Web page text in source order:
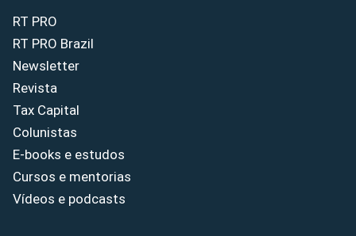
RT PRO
RT PRO Brazil
Newsletter
Revista
Tax Capital
Colunistas
E-books e estudos
Cursos e mentorias
Vídeos e podcasts